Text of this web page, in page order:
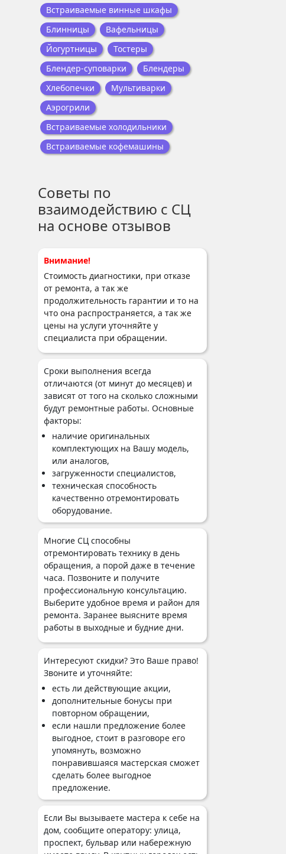
Встраиваемые винные шкафы
Блинницы
Вафельницы
Йогуртницы
Тостеры
Блендер-суповарки
Блендеры
Хлебопечки
Мультиварки
Аэрогрили
Встраиваемые холодильники
Встраиваемые кофемашины
Советы по
взаимодействию с СЦ
на основе отзывов
Внимание!
Стоимость диагностики, при отказе
от ремонта, а так же
продолжительность гарантии и то на
что она распространяется, а так же
цены на услуги уточняйте у
специалиста при обращении.
Сроки выполнения всегда
отличаются (от минут до месяцев) и
зависят от того на сколько сложными
будут ремонтные работы. Основные
факторы:
наличие оригинальных
комплектующих на Вашу модель,
или аналогов,
загруженности специалистов,
техническая способность
качественно отремонтировать
оборудование.
Многие СЦ способны
отремонтировать технику в день
обращения, а порой даже в течение
часа. Позвоните и получите
профессиональную консультацию.
Выберите удобное время и район для
ремонта. Заранее выясните время
работы в выходные и будние дни.
Интересуют скидки? Это Ваше право!
Звоните и уточняйте:
есть ли действующие акции,
дополнительные бонусы при
повторном обращении,
если нашли предложение более
выгодное, стоит в разговоре его
упомянуть, возможно
понравившаяся мастерская сможет
сделать более выгодное
предложение.
Если Вы вызываете мастера к себе на
дом, сообщите оператору: улица,
проспект, бульвар или набережную